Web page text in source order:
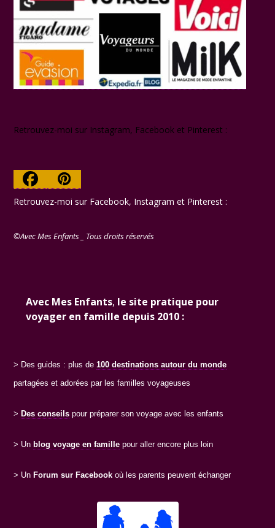
Retrouvez-moi sur Instagram, Facebook et Pinterest :
FacebookPinterest
Retrouvez-moi sur Facebook, Instagram et Pinterest :
©Avec Mes Enfants _ Tous droits réservés
Avec Mes Enfants, le site pratique pour
voyager en famille depuis 2010 :
> Des guides : plus de100 destinationsautour du monde
partagées et adorées par les familles voyageuses
>Des conseils pour préparer son voyage avec les enfants
> Unblog voyage en famille pour aller encore plus loin
> Un Forum sur Facebook où les parents peuvent échanger